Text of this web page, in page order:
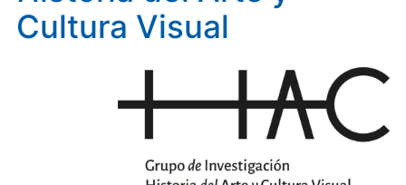
Cultura Visual